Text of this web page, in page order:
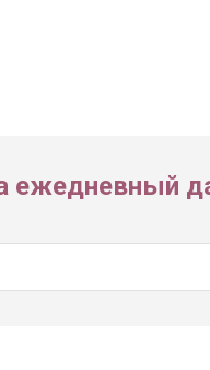
ежедневный